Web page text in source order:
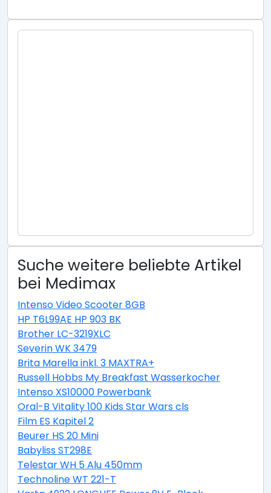
Suche weitere beliebte Artikel
bei Medimax
Intenso Video Scooter 8GB
HP T6L99AE HP 903 BK
Brother LC-3219XLC
Severin WK 3479
Brita Marella inkl. 3 MAXTRA+
Russell Hobbs My Breakfast Wasserkocher
Intenso XS10000 Powerbank
Oral-B Vitality 100 Kids Star Wars cls
Film ES Kapitel 2
Beurer HS 20 Mini
Babyliss ST298E
Telestar WH 5 Alu 450mm
Technoline WT 221-T